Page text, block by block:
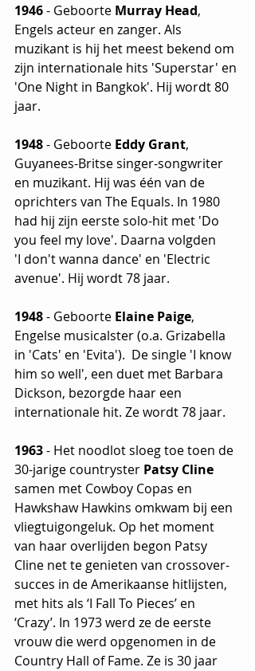
1946 - Geboorte Murray Head,
Engels acteur en zanger. Als
muzikant is hij het meest bekend om
zijn internationale hits 'Superstar' en
'One Night in Bangkok'. Hij wordt 80
jaar.
1948 - Geboorte Eddy Grant,
Guyanees-Britse singer-songwriter
en muzikant. Hij was één van de
oprichters van The Equals. In 1980
had hij zijn eerste solo-hit met 'Do
you feel my love'. Daarna volgden
'I don't wanna dance' en 'Electric
avenue'. Hij wordt 78 jaar.
1948 - Geboorte Elaine Paige,
Engelse musicalster (o.a. Grizabella
in 'Cats' en 'Evita').  De single 'I know
him so well', een duet met Barbara
Dickson, bezorgde haar een
internationale hit. Ze wordt 78 jaar.
1963 - Het noodlot sloeg toe toen de
30-jarige countryster Patsy Cline
samen met Cowboy Copas en
Hawkshaw Hawkins omkwam bij een
vliegtuigongeluk. Op het moment
van haar overlijden begon Patsy
Cline net te genieten van crossover-
succes in de Amerikaanse hitlijsten,
met hits als ‘I Fall To Pieces’ en
‘Crazy’. In 1973 werd ze de eerste
vrouw die werd opgenomen in de
Country Hall of Fame. Ze is 30 jaar